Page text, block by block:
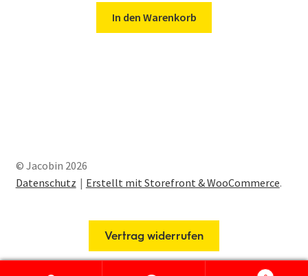
In den Warenkorb
© Jacobin 2026
Datenschutz
Erstellt mit Storefront & WooCommerce.
Vertrag widerrufen